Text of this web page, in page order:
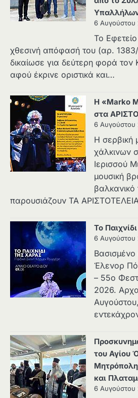
Υπαλλήλων
6 Αυγούστου
Το
χθεσινή απόφασή του (αρ.
δικαίωσε για δεύτερη φορά τον
αφού έκρινε οριστικά και…
Η «Marko
στα
6 Αυγούστου
Η σερβική
χάλκινων
Ιερισσού
μουσική
παρουσιάζουν ΤΑ
Το
6 Αυγούστου
Έλενορ
– 55ο
2026.
του Αγίου
Μητρόπολη
και
6 Αυγούστου